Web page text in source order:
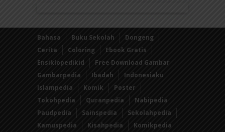
Bahasa Buku Sekolah
Dongeng
Cerita
Coloring
Ebook Gratis
Ensiklopedikid
Free Download Gambar
Gambarpedia
Ibadah
Indonesiaku
Islampedia
Komik
Poster
Tokohpedia
Quranpedia
Nabipedia
Paudpedia
Sainspedia
Sekolahpedia
Kamuspedia
Kisahpedia Komikpedia